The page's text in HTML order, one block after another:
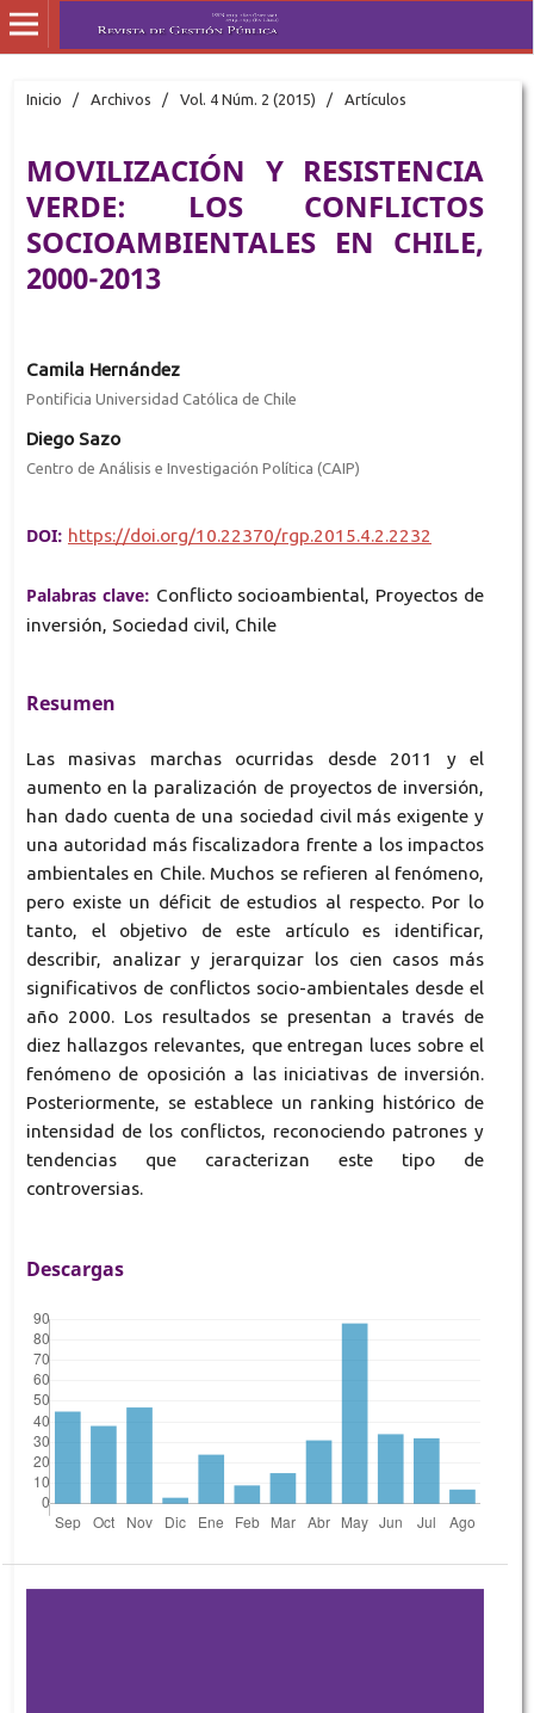
Inicio / Archivos / Vol. 4 Núm. 2 (2015) / Artículos
MOVILIZACIÓN Y RESISTENCIA
VERDE: LOS CONFLICTOS
SOCIOAMBIENTALES EN CHILE,
2000-2013
Camila Hernández
Pontificia Universidad Católica de Chile
Diego Sazo
Centro de Análisis e Investigación Política (CAIP)
DOI: https://doi.org/10.22370/rgp.2015.4.2.2232
Palabras clave: Conflicto socioambiental, Proyectos de
inversión, Sociedad civil, Chile
Resumen
Las masivas marchas ocurridas desde 2011 y el
aumento en la paralización de proyectos de inversión,
han dado cuenta de una sociedad civil más exigente y
una autoridad más fiscalizadora frente a los impactos
ambientales en Chile. Muchos se refieren al fenómeno,
pero existe un déficit de estudios al respecto. Por lo
tanto, el objetivo de este artículo es identificar,
describir, analizar y jerarquizar los cien casos más
significativos de conflictos socio-ambientales desde el
año 2000. Los resultados se presentan a través de
diez hallazgos relevantes, que entregan luces sobre el
fenómeno de oposición a las iniciativas de inversión.
Posteriormente, se establece un ranking histórico de
intensidad de los conflictos, reconociendo patrones y
tendencias que caracterizan este tipo de
controversias.
Descargas